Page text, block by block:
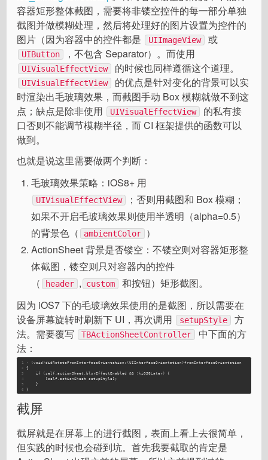
容器矩形整体截图，需要将非镂空控件的每一部分单独
截图并做模糊处理，然后将处理好的图片设置为控件的
图片（因为容器中的控件都是
UIImageView 或
UIButton ，不包含 Separator）。而使用
UIVisualEffectView 的时候也同样遵循这个道理。
UIVisualEffectView
的优点是针对变化的背景可以实
时渲染出毛玻璃效果，而截图手动 Box 模糊就做不到这
点；缺点是除非使用
UIVisualEffectView
的私有接
口否则不能调节模糊半径，而 CI 框架提供的函数可以
做到。
也就是说这里需要做两个判断：
毛玻璃效果策略：iOS8+ 用
UIVisualEffectView
；否则用截图和 Box 模糊；
如果不开启毛玻璃效果则使用半透明（alpha=0.5）
的背景色（
ambientColor
）
ActionSheet 背景是否镂空：不镂空则对容器矩形整
体截图，镂空则只对容器内的控件
（
header , custom
和按钮）矩形截图。
因为 iOS7 下的毛玻璃效果使用的是截图，所以需要在
设备屏幕旋转时刷新下 UI，再次调用
setupStyle
方
法。需要覆写
TBActionSheetController
中下面的方
法：
1
2
3
4
5
6
- (void)didRotateFromInterfaceOrientation :(UIInterfaceOrientation)fromInterfaceOrientation
{
if
(self.actionSheet.blurEffectEnabled && !kiOS8Later) {
[self.actionSheet setupStyle] ;
    }
}
截屏
截屏就是在屏幕上的进行截图，表面上看上去很简单，
但实践的时候也会碰到坑。首先我要截取的肯定是